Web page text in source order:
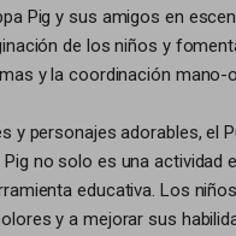
Pig y sus amigos en
de los niños y
y la coordinación mano-
y personajes adorables, el
Pig no solo es una actividad
educativa. Los
y a mejorar sus